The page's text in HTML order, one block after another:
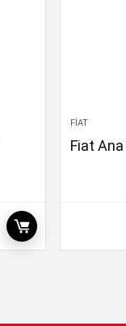
FIAT
Fiat